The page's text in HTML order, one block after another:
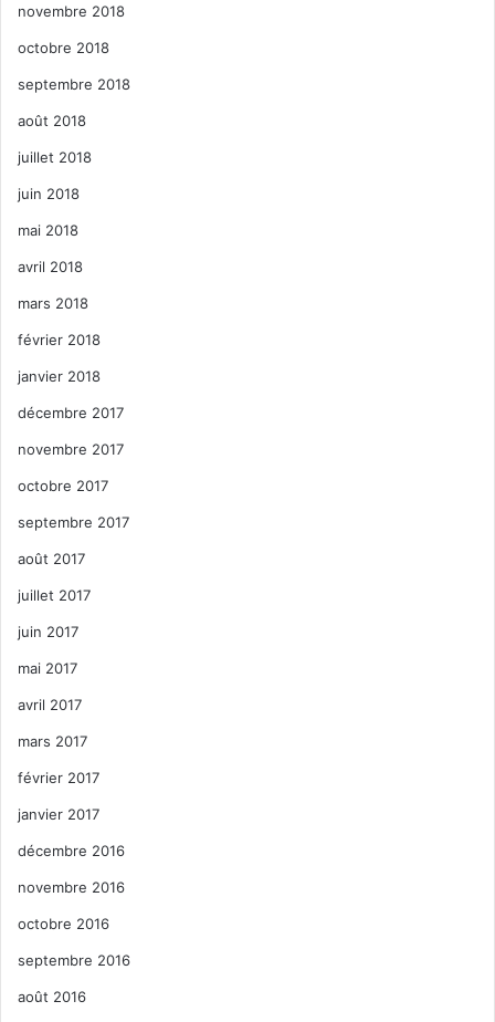
novembre 2018
octobre 2018
septembre 2018
août 2018
juillet 2018
juin 2018
mai 2018
avril 2018
mars 2018
février 2018
janvier 2018
décembre 2017
novembre 2017
octobre 2017
septembre 2017
août 2017
juillet 2017
juin 2017
mai 2017
avril 2017
mars 2017
février 2017
janvier 2017
décembre 2016
novembre 2016
octobre 2016
septembre 2016
août 2016